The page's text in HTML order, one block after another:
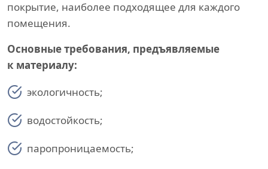
покрытие, наиболее подходящее для каждого
помещения.
Основные требования, предъявляемые
к материалу:
экологичность;
водостойкость;
паропроницаемость;